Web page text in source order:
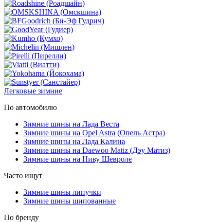
Легковые зимние
По автомобилю
Зимние шины на Лада Веста
Зимние шины на Opel Astra (Опель Астра)
Зимние шины на Лада Калина
Зимние шины на Daewoo Matiz (Дэу Матиз)
Зимние шины на Ниву Шевроле
Часто ищут
Зимние шины липучки
Зимние шины шипованные
По бренду